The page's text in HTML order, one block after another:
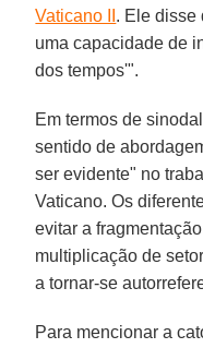
Vaticano II . Ele disse
uma capacidade de
dos tempos'".
Em termos de
sentido de
ser evidente" no
Vaticano. Os
evitar a
multiplicação de
a tornar-se
Para mencionar a